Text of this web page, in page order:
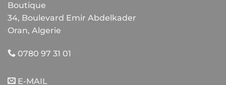
Boutique
34, Boulevard Emir Abdelkader
Oran, Algerie
0780 97 31 01
E-MAIL